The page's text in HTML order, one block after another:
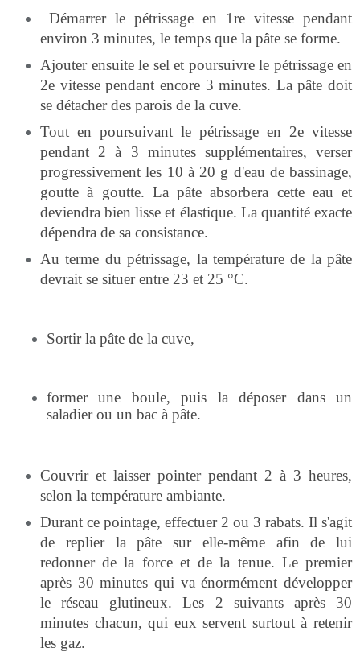
Démarrer le pétrissage en 1re vitesse pendant
environ 3 minutes, le temps que la pâte se forme.
Ajouter ensuite le sel et poursuivre le pétrissage en
2e vitesse pendant encore 3 minutes. La pâte doit
se détacher des parois de la cuve.
Tout en poursuivant le pétrissage en 2e vitesse
pendant 2 à 3 minutes supplémentaires, verser
progressivement les 10 à 20 g d'eau de bassinage,
goutte à goutte. La pâte absorbera cette eau et
deviendra bien lisse et élastique. La quantité exacte
dépendra de sa consistance.
Au terme du pétrissage, la température de la pâte
devrait se situer entre 23 et 25 °C.
Sortir la pâte de la cuve,
former une boule, puis la déposer dans un
saladier ou un bac à pâte.
Couvrir et laisser pointer pendant 2 à 3 heures,
selon la température ambiante.
Durant ce pointage, effectuer 2 ou 3 rabats. Il s'agit
de replier la pâte sur elle-même afin de lui
redonner de la force et de la tenue. Le premier
après 30 minutes qui va énormément développer
le réseau glutineux. Les 2 suivants après 30
minutes chacun, qui eux servent surtout à retenir
les gaz.